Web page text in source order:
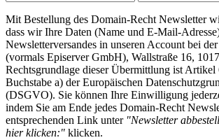
Mit Bestellung des Domain-Recht Newsletter
dass wir Ihre Daten (Name und E-Mail-
Newsletterversandes in unseren Account bei
(vormals Episerver GmbH), Wallstraße 16,
Rechtsgrundlage dieser Übermittlung ist Artikel
Buchstabe a) der Europäischen
(DSGVO). Sie können Ihre Einwilligung
indem Sie am Ende jedes Domain-Recht
entsprechenden Link unter "Newsletter
hier klicken:" klicken.